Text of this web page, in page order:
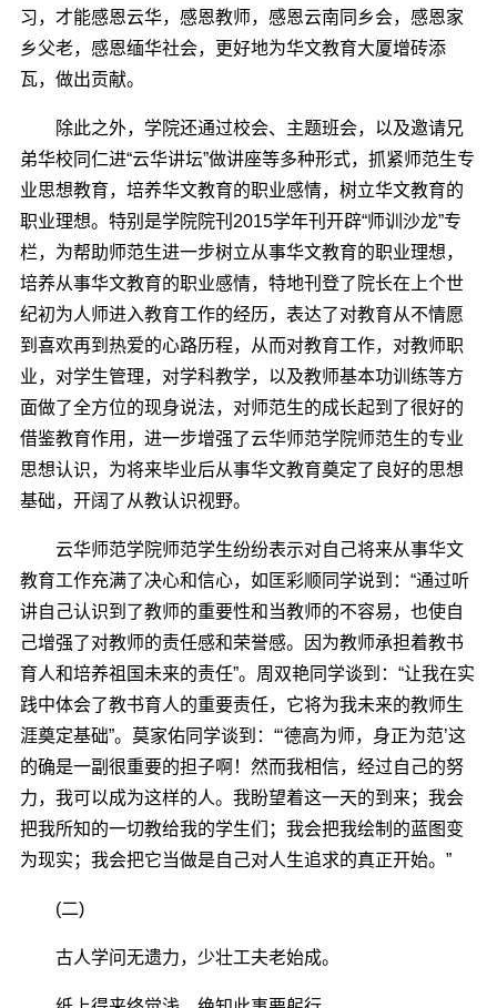
习，才能感恩云华，感恩教师，感恩云南同乡会，感恩家
乡父老，感恩缅华社会，更好地为华文教育大厦增砖添
瓦，做出贡献。
除此之外，学院还通过校会、主题班会，以及邀请兄
弟华校同仁进“云华讲坛”做讲座等多种形式，抓紧师范生专
业思想教育，培养华文教育的职业感情，树立华文教育的
职业理想。特别是学院院刊2015学年刊开辟“师训沙龙”专
栏，为帮助师范生进一步树立从事华文教育的职业理想，
培养从事华文教育的职业感情，特地刊登了院长在上个世
纪初为人师进入教育工作的经历，表达了对教育从不情愿
到喜欢再到热爱的心路历程，从而对教育工作，对教师职
业，对学生管理，对学科教学，以及教师基本功训练等方
面做了全方位的现身说法，对师范生的成长起到了很好的
借鉴教育作用，进一步增强了云华师范学院师范生的专业
思想认识，为将来毕业后从事华文教育奠定了良好的思想
基础，开阔了从教认识视野。
云华师范学院师范学生纷纷表示对自己将来从事华文
教育工作充满了决心和信心，如匡彩顺同学说到：“通过听
讲自己认识到了教师的重要性和当教师的不容易，也使自
己增强了对教师的责任感和荣誉感。因为教师承担着教书
育人和培养祖国未来的责任”。周双艳同学谈到：“让我在实
践中体会了教书育人的重要责任，它将为我未来的教师生
涯奠定基础”。莫家佑同学谈到：“‘德高为师，身正为范’这
的确是一副很重要的担子啊！然而我相信，经过自己的努
力，我可以成为这样的人。我盼望着这一天的到来；我会
把我所知的一切教给我的学生们；我会把我绘制的蓝图变
为现实；我会把它当做是自己对人生追求的真正开始。”
(二)
古人学问无遗力，少壮工夫老始成。